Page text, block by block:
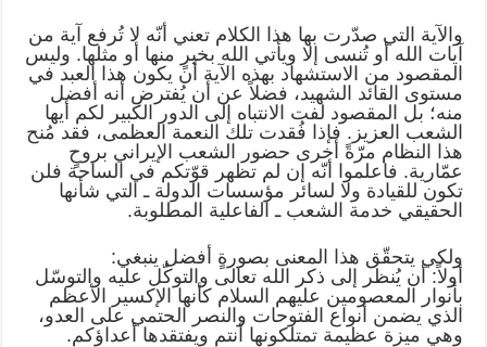
والآية التي صدّرت بها هذا الكلام تعني أنّه لا تُرفع آية من
آيات الله أو تُنسى إلا ويأتي الله بخيرٍ منها أو مثلها. وليس
المقصود من الاستشهاد بهذه الآية أن يكون هذا العبد في
مستوى القائد الشهيد، فضلاً عن أن يُفترض أنه أفضل
منه؛ بل المقصود لفت الانتباه إلى الدور الكبير لكم أيها
الشعب العزيز. فإذا فُقدت تلك النعمة العظمى، فقد مُنح
هذا النظام مرّةً أخرى حضور الشعب الإيراني بروحٍ
عمّارية. فاعلموا أنّه إن لم تظهر قوّتكم في الساحة فلن
تكون للقيادة ولا لسائر مؤسسات الدولة ـ التي شأنها
الحقيقي خدمة الشعب ـ الفاعلية المطلوبة.
ولكي يتحقّق هذا المعنى بصورةٍ أفضل ينبغي:
أولاً: أن يُنظر إلى ذكر الله تعالى والتوكّل عليه والتوسّل
بأنوار المعصومين عليهم السلام كأنها الإكسير الأعظم
الذي يضمن أنواع الفتوحات والنصر الحتمي على العدو،
وهي ميزة عظيمة تمتلكونها أنتم ويفتقدها أعداؤكم.